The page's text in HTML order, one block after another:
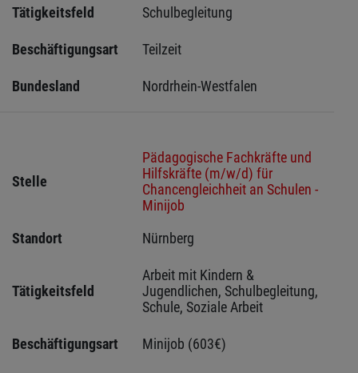
Tätigkeitsfeld Schulbegleitung
Beschäftigungsart Teilzeit
Bundesland Nordrhein-Westfalen
Stelle
Pädagogische Fachkräfte und
Hilfskräfte (m/w/d) für
Chancengleichheit an Schulen -
Minijob
Standort
Nürnberg
Tätigkeitsfeld
Arbeit mit Kindern &
Jugendlichen, Schulbegleitung,
Schule, Soziale Arbeit
Beschäftigungsart Minijob (603€)